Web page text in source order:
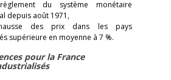
du système monétaire
depuis août 1971,
des prix dans les pays
supérieure en moyenne à 7 %.
pour la France